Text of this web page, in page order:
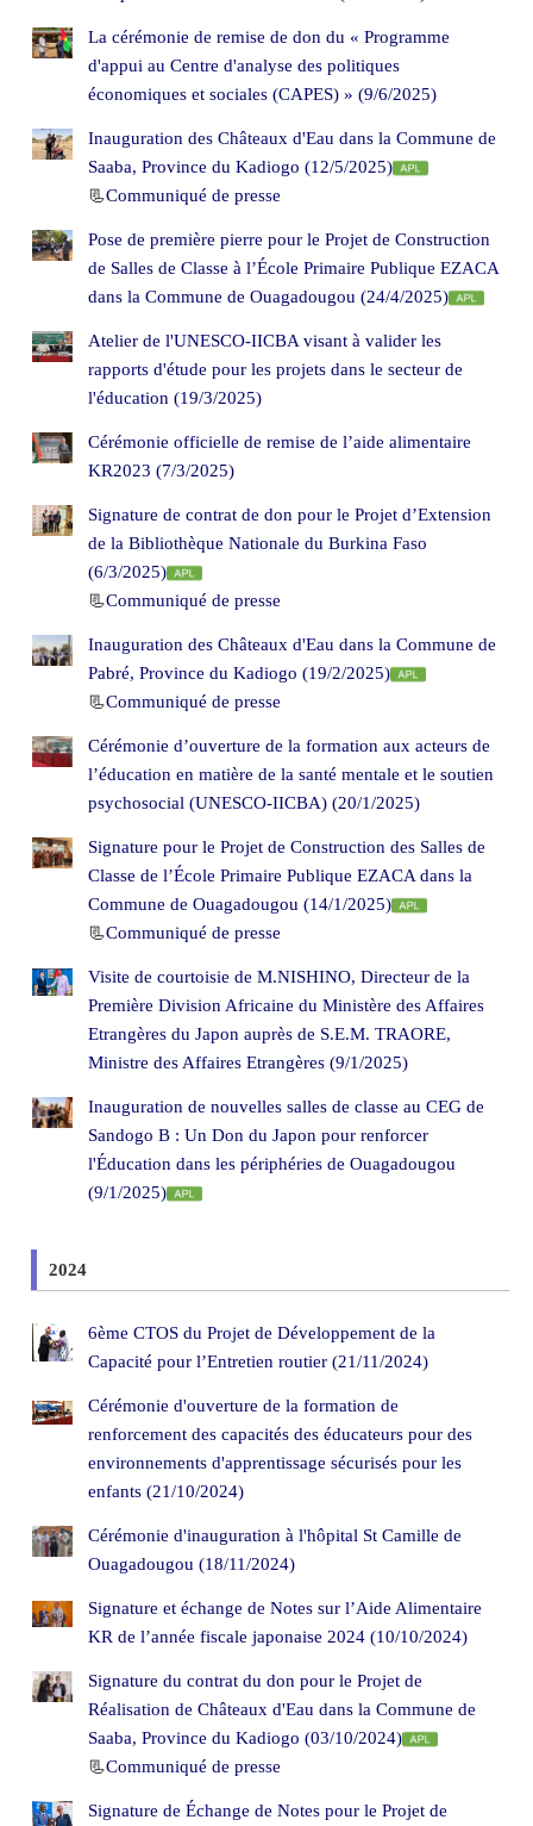
La cérémonie de remise de don du « Programme
d'appui au Centre d'analyse des politiques
économiques et sociales (CAPES) » (9/6/2025)
Inauguration des Châteaux d'Eau dans la Commune de
Saaba, Province du Kadiogo (12/5/2025)
📃Communiqué de presse
Pose de première pierre pour le Projet de Construction
de Salles de Classe à l’École Primaire Publique EZACA
dans la Commune de Ouagadougou (24/4/2025)
Atelier de l'UNESCO-IICBA visant à valider les
rapports d'étude pour les projets dans le secteur de
l'éducation (19/3/2025)
Cérémonie officielle de remise de l’aide alimentaire
KR2023 (7/3/2025)
Signature de contrat de don pour le Projet d’Extension
de la Bibliothèque Nationale du Burkina Faso
(6/3/2025)
📃Communiqué de presse
Inauguration des Châteaux d'Eau dans la Commune de
Pabré, Province du Kadiogo (19/2/2025)
📃Communiqué de presse
Cérémonie d’ouverture de la formation aux acteurs de
l’éducation en matière de la santé mentale et le soutien
psychosocial (UNESCO-IICBA) (20/1/2025)
Signature pour le Projet de Construction des Salles de
Classe de l’École Primaire Publique EZACA dans la
Commune de Ouagadougou (14/1/2025)
📃Communiqué de presse
Visite de courtoisie de M.NISHINO, Directeur de la
Première Division Africaine du Ministère des Affaires
Etrangères du Japon auprès de S.E.M. TRAORE,
Ministre des Affaires Etrangères (9/1/2025)
Inauguration de nouvelles salles de classe au CEG de
Sandogo B : Un Don du Japon pour renforcer
l'Éducation dans les périphéries de Ouagadougou
(9/1/2025)
2024
6ème CTOS du Projet de Développement de la
Capacité pour l’Entretien routier (21/11/2024)
Cérémonie d'ouverture de la formation de
renforcement des capacités des éducateurs pour des
environnements d'apprentissage sécurisés pour les
enfants (21/10/2024)
Cérémonie d'inauguration à l'hôpital St Camille de
Ouagadougou (18/11/2024)
Signature et échange de Notes sur l’Aide Alimentaire
KR de l’année fiscale japonaise 2024 (10/10/2024)
Signature du contrat du don pour le Projet de
Réalisation de Châteaux d'Eau dans la Commune de
Saaba, Province du Kadiogo (03/10/2024)
📃Communiqué de presse
Signature de Échange de Notes pour le Projet de